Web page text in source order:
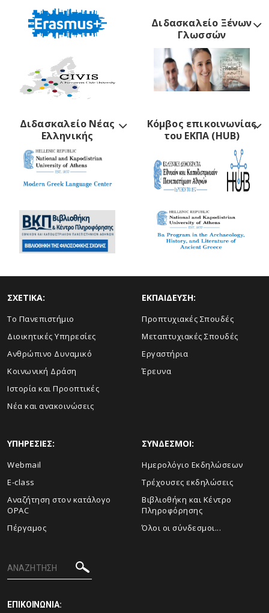
Διδασκαλείο Ξένων
Γλωσσών
Διδασκαλείο Νέας
Ελληνικής
Κόμβος επικοινωνίας
του ΕΚΠΑ (HUB)
ΣΧΕΤΙΚΑ:
Το Πανεπιστήμιο
Διοικητικές Υπηρεσίες
Ανθρώπινο Δυναμικό
Κοινωνική Δράση
Ιστορία και Προοπτικές
Νέα και ανακοινώσεις
ΕΚΠΑΙΔΕΥΣΗ:
Προπτυχιακές Σπουδές
Μεταπτυχιακές Σπουδές
Εργαστήρια
Έρευνα
ΥΠΗΡΕΣΙΕΣ:
Webmail
E-class
Αναζήτηση στον κατάλογο
OPAC
Πέργαμος
ΣΥΝΔΕΣΜΟΙ:
Ημερολόγιο Εκδηλώσεων
Τρέχουσες εκδηλώσεις
Βιβλιοθήκη και Κέντρο
Πληροφόρησης
Όλοι οι σύνδεσμοι...
ΕΠΙΚΟΙΝΩΝΙΑ: